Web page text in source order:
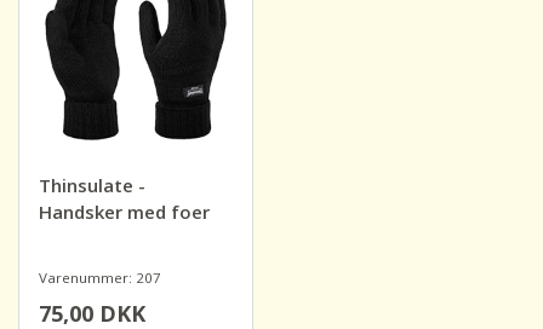
Thinsulate -
Handsker med foer
Varenummer: 207
75,00 DKK